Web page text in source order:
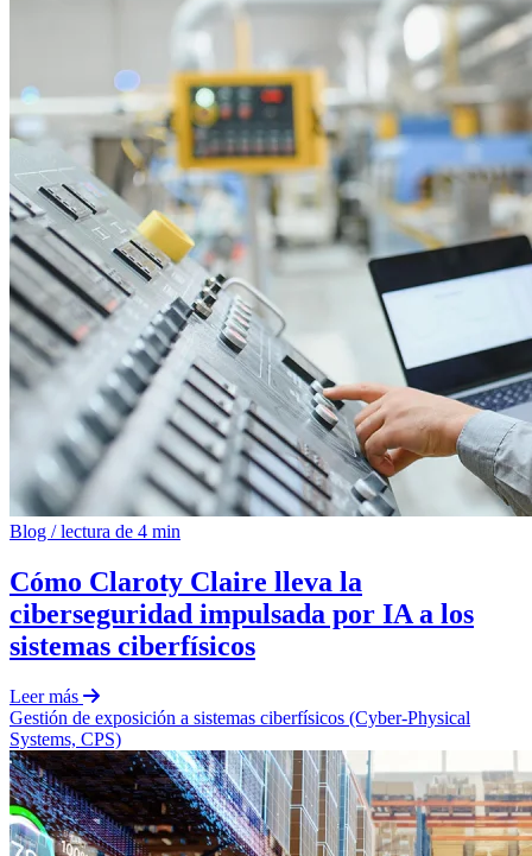
Blog /lectura de 4 min
Cómo Claroty Claire lleva la
ciberseguridad impulsada por IA a los
sistemas ciberfísicos
Leer más
Gestión de exposición a sistemas ciberfísicos (Cyber-Physical
Systems, CPS)